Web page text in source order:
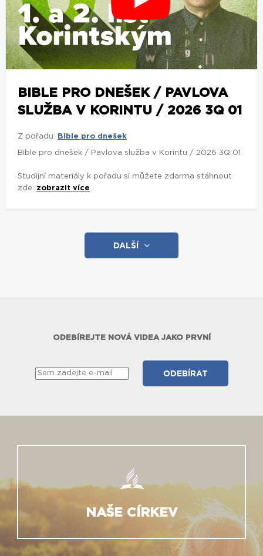
BIBLE PRO DNEŠEK / PAVLOVA
SLUŽBA V KORINTU / 2026 3Q 01
Z pořadu: Bible pro dnešek
Bible pro dnešek / Pavlova služba v Korintu / 2026 3Q 01
Studijní materiály k pořadu si můžete zdarma stáhnout
zde: zobrazit více
DALŠÍ
ODEBÍREJTE NOVÁ VIDEA JAKO PRVNÍ
NAŠE CÍRKEV